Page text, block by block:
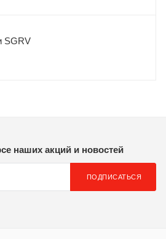
SGRV
наших акций и новостей
ПОДПИСАТЬСЯ